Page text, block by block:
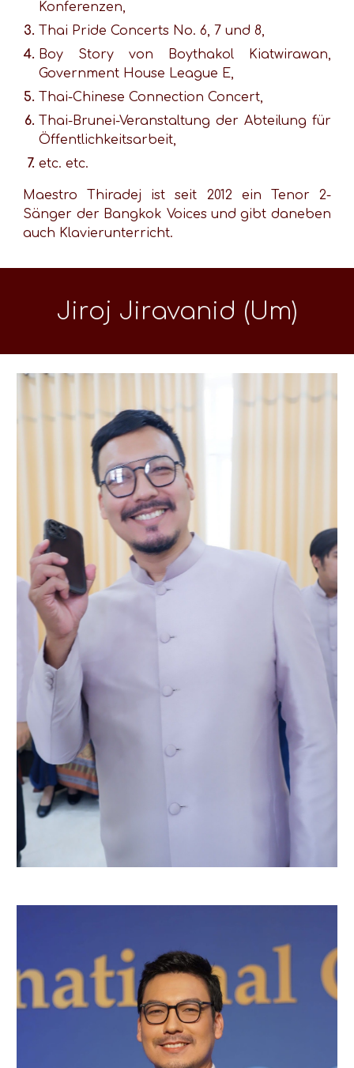
Konferenzen,
Thai Pride Concerts No. 6, 7 und 8,
Boy Story von Boythakol Kiatwirawan,
Government House League E,
Thai-Chinese Connection Concert,
Thai-Brunei-Veranstaltung der Abteilung für
Öffentlichkeitsarbeit,
etc. etc.
Maestro Thiradej ist seit 2012 ein Tenor 2-
Sänger der Bangkok Voices und gibt daneben
auch Klavierunterricht.
Jiroj Jiravanid (Um)